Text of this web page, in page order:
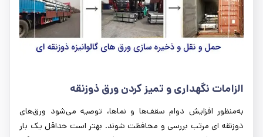
الزامات نگهداری و تمیز کردن ورق ذوزنقه
به‌منظور افزایش دوام سقف‌ها و نماها، توصیه می‌شود ورق‌های
ذوزنقه ای مرتب بررسی و محافظت شوند. بهتر است حداقل یک بار